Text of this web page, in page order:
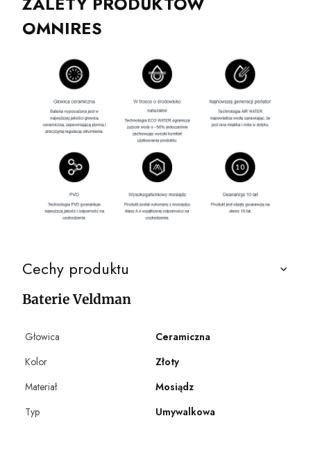
OMNIRES
Cechy produktu
Baterie Veldman
Głowica
Ceramiczna
Kolor
Złoty
Materiał
Mosiądz
Typ
Umywalkowa